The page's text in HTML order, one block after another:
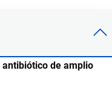
antibiótico de amplio